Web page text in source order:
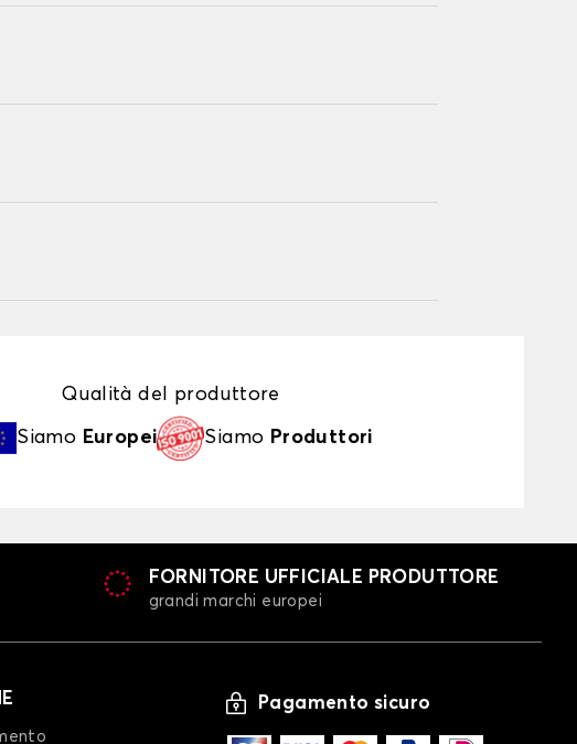
Qualità del produttore
Siamo Europei Siamo Produttori
FORNITORE UFFICIALE PRODUTTORE
grandi marchi europei
Pagamento sicuro